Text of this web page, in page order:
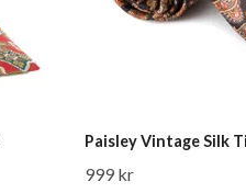
Paisley Vintage Silk
999 kr